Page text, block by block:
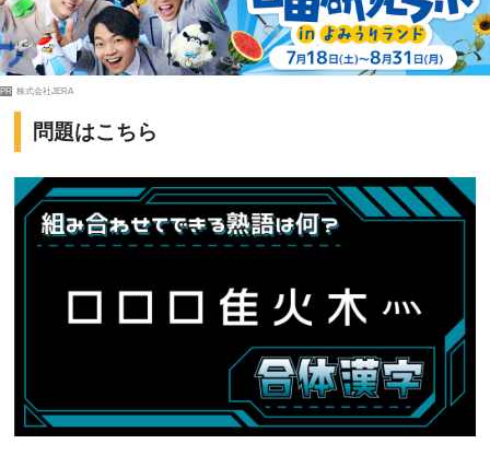
PR 株式会社JERA
問題はこちら